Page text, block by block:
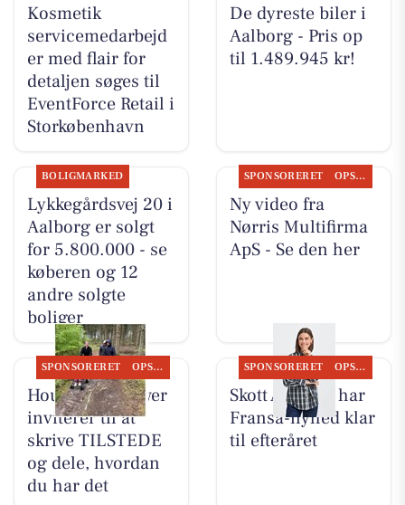
Kosmetik
servicemedarbejd
er med flair for
detaljen søges til
EventForce Retail i
Storkøbenhavn
De dyreste biler i
Aalborg - Pris op
til 1.489.945 kr!
BOLIGMARKED
Lykkegårdsvej 20 i
Aalborg er solgt
for 5.800.000 - se
køberen og 12
andre solgte
boliger
SPONSORERET OPSLAGSTAVLEN
Ny video fra
Nørris Multifirma
ApS - Se den her
SPONSORERET OPSLAGSTAVLEN
Houen Life Power
inviterer til at
skrive TILSTEDE
og dele, hvordan
du har det
SPONSORERET OPSLAGSTAVLEN
Skott Aalborg har
Fransa-nyhed klar
til efteråret